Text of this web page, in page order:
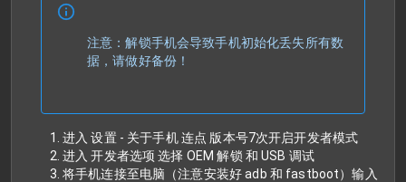
注意：解锁手机会导致手机初始化丢失所有数
据，请做好备份！
进入 设置 - 关于手机 连点 版本号7次开启开发者模式
进入 开发者选项 选择 OEM 解锁 和 USB 调试
将手机连接至电脑（注意安装好 adb 和 fastboot）输入